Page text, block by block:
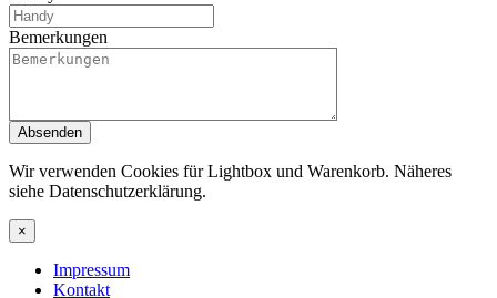
Bemerkungen
Absenden
Wir verwenden Cookies für Lightbox und Warenkorb. Näheres
siehe Datenschutzerklärung.
×
Impressum
Kontakt